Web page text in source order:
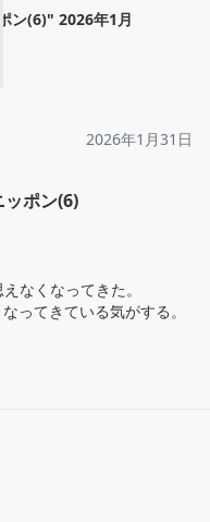
ン(6)" 2026年1月
2026年1月31日
ポン(6)
なくなってきた。
ってきている気がする。